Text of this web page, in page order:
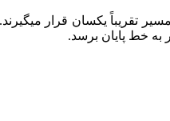
تقریباً یکسان قرار
خط پایان برسد.